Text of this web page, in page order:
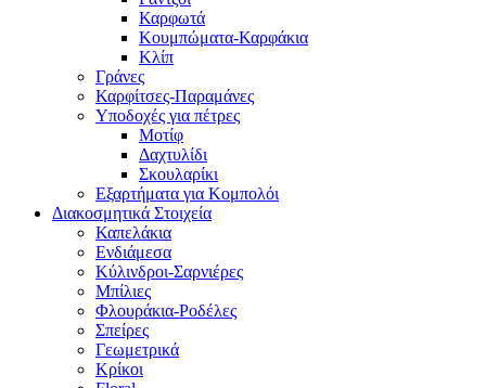
Καρφωτά
Κουμπώματα-Καρφάκια
Κλίπ
Γράνες
Καρφίτσες-Παραμάνες
Υποδοχές για πέτρες
Μοτίφ
Δαχτυλίδι
Σκουλαρίκι
Εξαρτήματα για Κομπολόι
Διακοσμητικά Στοιχεία
Καπελάκια
Ενδιάμεσα
Κύλινδροι-Σαρνιέρες
Μπίλιες
Φλουράκια-Ροδέλες
Σπείρες
Γεωμετρικά
Κρίκοι